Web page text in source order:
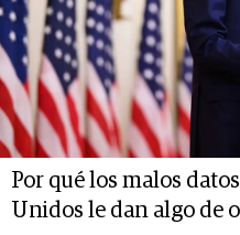
Por qué los malos
Unidos le dan algo de